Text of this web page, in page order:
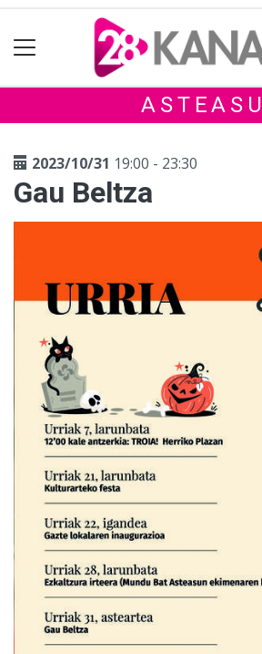
ASTEASU
2023/10/31 19:00 - 23:30
Gau Beltza